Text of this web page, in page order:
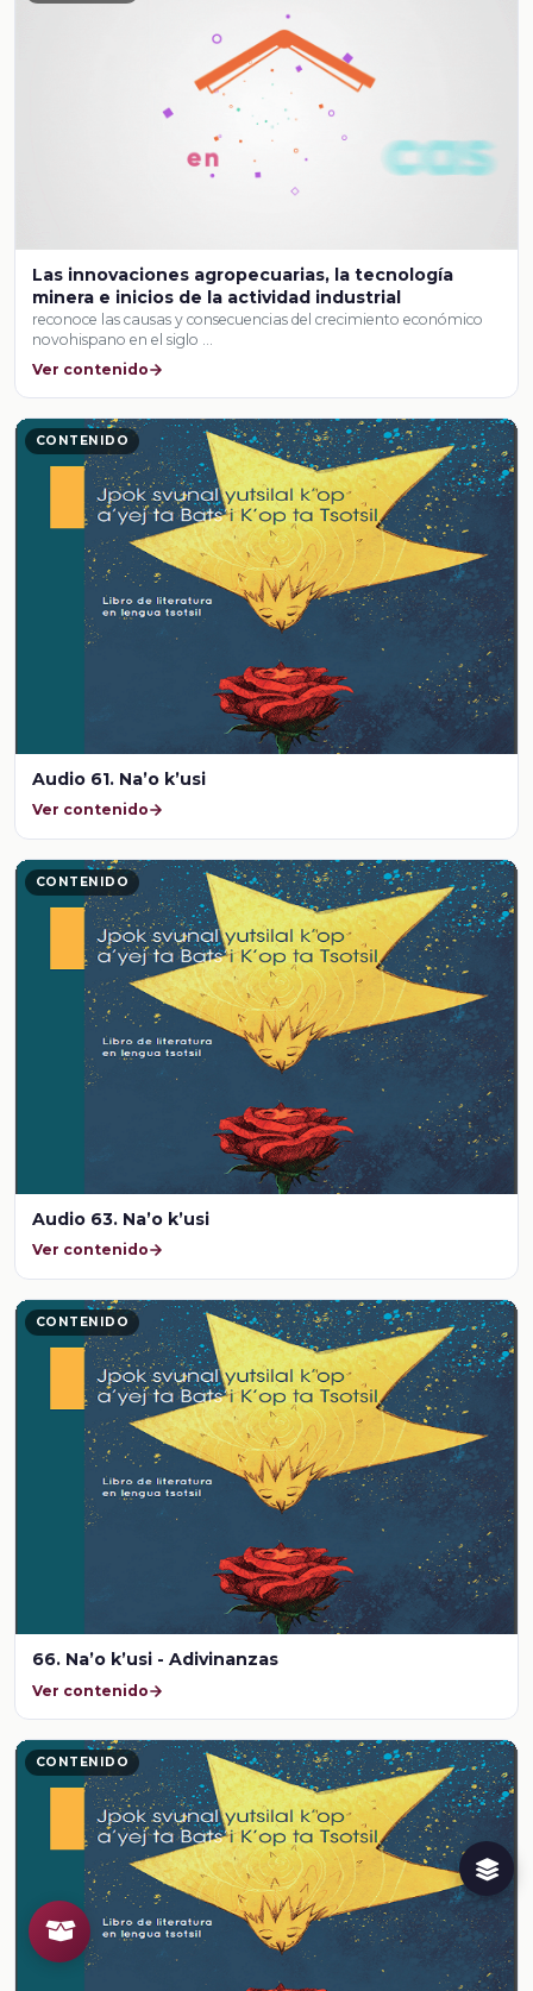
Las innovaciones agropecuarias, la tecnología
minera e inicios de la actividad industrial
reconoce las causas y consecuencias del crecimiento económico
novohispano en el siglo …
Ver contenido
CONTENIDO
Audio 61. Na’o k’usi
Ver contenido
CONTENIDO
Audio 63. Na’o k’usi
Ver contenido
CONTENIDO
66. Na’o k’usi - Adivinanzas
Ver contenido
CONTENIDO